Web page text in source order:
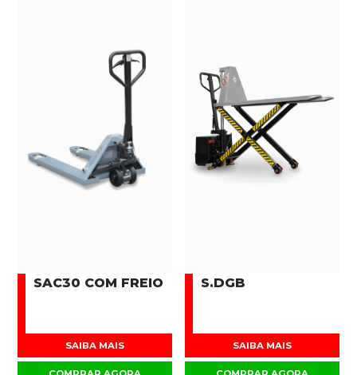
SAC30 COM FREIO
SAIBA MAIS
S.DGB
SAIBA MAIS